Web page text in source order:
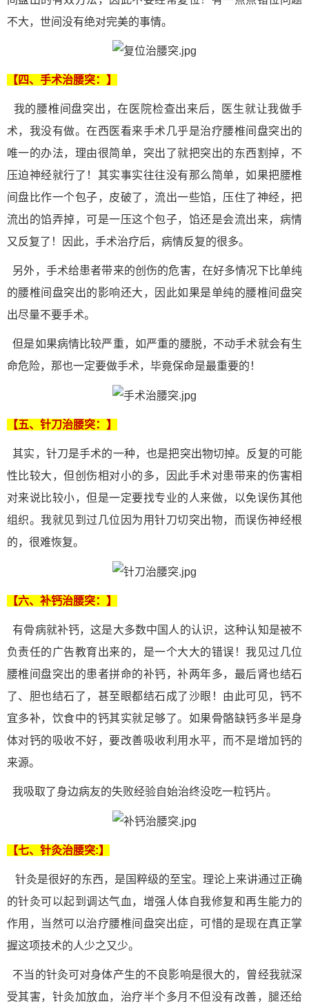
不大，世间没有绝对完美的事情。
【四、手术治腰突：】
我的腰椎间盘突出，在医院检查出来后，医生就让我做手
术，我没有做。在西医看来手术几乎是治疗腰椎间盘突出的
唯一的办法，理由很简单，突出了就把突出的东西割掉，不
压迫神经就行了！其实事实往往没有那么简单，如果把腰椎
间盘比作一个包子，皮破了，流出一些馅，压住了神经，把
流出的馅弄掉，可是一压这个包子，馅还是会流出来，病情
又反复了！因此，手术治疗后，病情反复的很多。
另外，手术给患者带来的创伤的危害，在好多情况下比单纯
的腰椎间盘突出的影响还大，因此如果是单纯的腰椎间盘突
出尽量不要手术。
但是如果病情比较严重，如严重的腰脱，不动手术就会有生
命危险，那也一定要做手术，毕竟保命是最重要的！
【五、针刀治腰突：】
其实，针刀是手术的一种，也是把突出物切掉。反复的可能
性比较大，但创伤相对小的多，因此手术对患带来的伤害相
对来说比较小，但是一定要找专业的人来做，以免误伤其他
组织。我就见到过几位因为用针刀切突出物，而误伤神经根
的，很难恢复。
【六、补钙治腰突：】
有骨病就补钙，这是大多数中国人的认识，这种认知是被不
负责任的广告教育出来的，是一个大大的错误！我见过几位
腰椎间盘突出的患者拼命的补钙，补两年多，最后肾也结石
了、胆也结石了，甚至眼都结石成了沙眼！由此可见，钙不
宜多补，饮食中的钙其实就足够了。如果骨骼缺钙多半是身
体对钙的吸收不好，要改善吸收利用水平，而不是增加钙的
来源。
我吸取了身边病友的失败经验自始治终没吃一粒钙片。
【七、针灸治腰突:】
针灸是很好的东西，是国粹级的至宝。理论上来讲通过正确
的针灸可以起到调达气血，增强人体自我修复和再生能力的
作用，当然可以治疗腰椎间盘突出症，可惜的是现在真正掌
握这项技术的人少之又少。
不当的针灸可对身体产生的不良影响是很大的，曾经我就深
受其害，针灸加放血，治疗半个多月不但没有改善，腿还给